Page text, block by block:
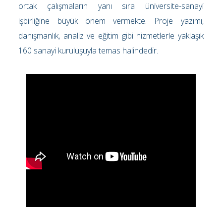
ortak çalışmaların yanı sıra üniversite-sanayi
işbirliğine büyük önem vermekte. Proje yazımı,
danışmanlık, analiz ve eğitim gibi hizmetlerle yaklaşık
160 sanayi kuruluşuyla temas halindedir.